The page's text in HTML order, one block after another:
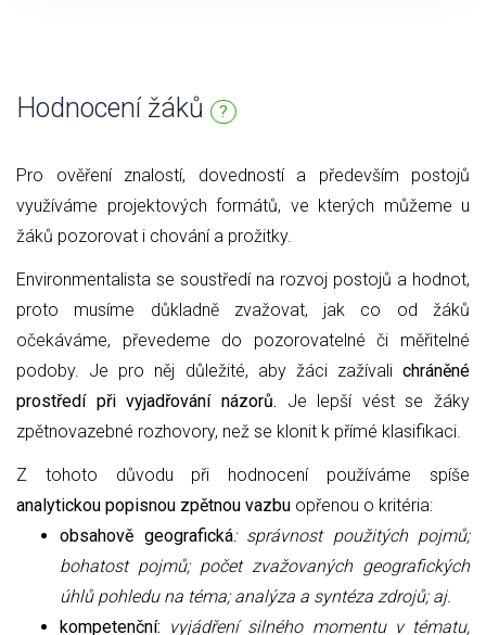
Hodnocení žáků ?
Pro ověření znalostí, dovedností a především postojů
využíváme projektových formátů, ve kterých můžeme u
žáků pozorovat i chování a prožitky.
Environmentalista se soustředí na rozvoj postojů a hodnot,
proto musíme důkladně zvažovat, jak co od žáků
očekáváme, převedeme do pozorovatelné či měřitelné
podoby. Je pro něj důležité, aby žáci zažívali chráněné
prostředí při vyjadřování názorů. Je lepší vést se žáky
zpětnovazebné rozhovory, než se klonit k přímé klasifikaci.
Z tohoto důvodu při hodnocení používáme spíše
analytickou popisnou zpětnou vazbu opřenou o kritéria:
obsahově geografická: správnost použitých pojmů;
bohatost pojmů; počet zvažovaných geografických
úhlů pohledu na téma; analýza a syntéza zdrojů; aj.
kompetenční: vyjádření silného momentu v tématu,